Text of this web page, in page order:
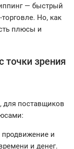
— быстрый
Но, как
плюсы и
точки зрения
для поставщиков
продвижение и
и денег.